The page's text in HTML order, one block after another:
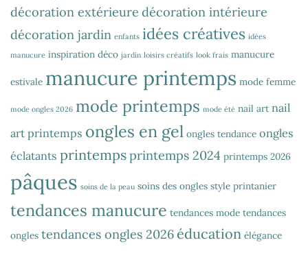
décoration extérieure décoration intérieure
décoration jardin enfants idées créatives idées
manucure inspiration déco jardin loisirs créatifs look frais manucure
estivale manucure printemps mode femme
mode ongles 2026 mode printemps mode été nail art nail
art printemps ongles en gel ongles tendance ongles
éclatants printempsprintemps 2024 printemps 2026
pâques soins de la peau soins des ongles style printanier
tendances manucure tendances mode tendances
ongles tendances ongles 2026 éducation élégance